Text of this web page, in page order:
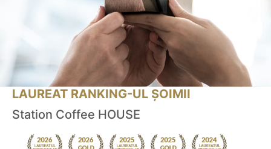
LAUREAT RANKING-UL ȘOIMII
Station Coffee HOUSE